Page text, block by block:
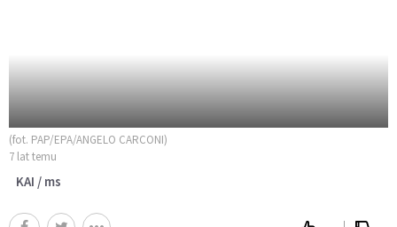
(fot. PAP/EPA/ANGELO CARCONI)
7 lat temu
KAI / ms